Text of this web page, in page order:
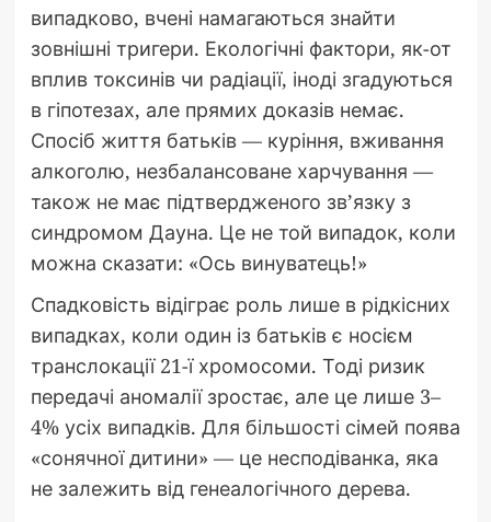
випадково, вчені намагаються знайти
зовнішні тригери. Екологічні фактори, як-от
вплив токсинів чи радіації, іноді згадуються
в гіпотезах, але прямих доказів немає.
Спосіб життя батьків — куріння, вживання
алкоголю, незбалансоване харчування —
також не має підтвердженого зв’язку з
синдромом Дауна. Це не той випадок, коли
можна сказати: «Ось винуватець!»
Спадковість відіграє роль лише в рідкісних
випадках, коли один із батьків є носієм
транслокації 21-ї хромосоми. Тоді ризик
передачі аномалії зростає, але це лише 3–
4% усіх випадків. Для більшості сімей поява
«сонячної дитини» — це несподіванка, яка
не залежить від генеалогічного дерева.